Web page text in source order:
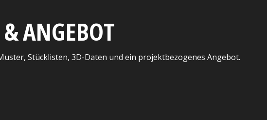
ANGEBOT
Stücklisten, 3D-Daten und ein projektbezogenes Angebot.